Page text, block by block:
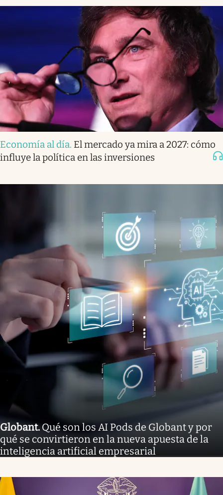
Economía al día. El mercado ya mira a 2027: cómo
influye la política en las inversiones
Globant.Qué son los AI Pods de Globant y por
qué se convirtieron en la nueva apuesta de la
inteligencia artificial empresarial